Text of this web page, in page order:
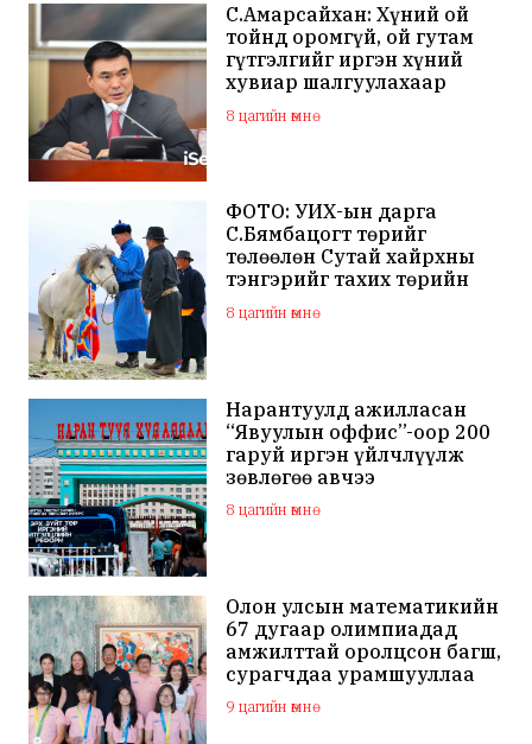
С.Амарсайхан: Хүний ой
тойнд оромгүй, ой гутам
гүтгэлгийг иргэн хүний
хувиар шалгуулахаар
хуулийн байгууллагад
хандсан
8 цагийн өмнө
ФОТО: УИХ-ын дарга
С.Бямбацогт төрийг
төлөөлөн Сутай хайрхны
тэнгэрийг тахих төрийн
тахилгад оролцлоо
8 цагийн өмнө
Нарантуулд ажилласан
“Явуулын оффис”-оор 200
гаруй иргэн үйлчлүүлж
зөвлөгөө авчээ
8 цагийн өмнө
Олон улсын математикийн
67 дугаар олимпиадад
амжилттай оролцсон багш,
сурагчдаа урамшууллаа
9 цагийн өмнө